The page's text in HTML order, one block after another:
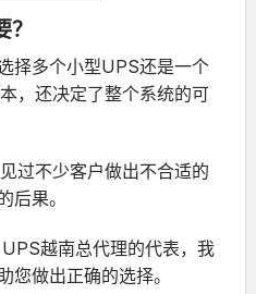
择多个小型UPS还是一个
，还决定了整个系统的可
过不少客户做出不合适的
后果。
越南总代理的代表，我
您做出正确的选择。